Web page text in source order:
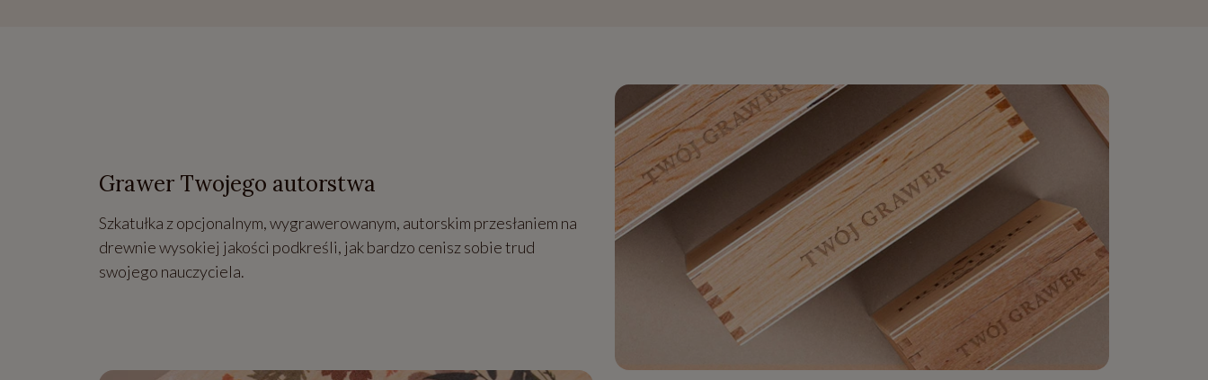
Grawer Twojego autorstwa
Szkatułka z opcjonalnym, wygrawerowanym, autorskim przesłaniem na
drewnie wysokiej jakości podkreśli, jak bardzo cenisz sobie trud
swojego nauczyciela.